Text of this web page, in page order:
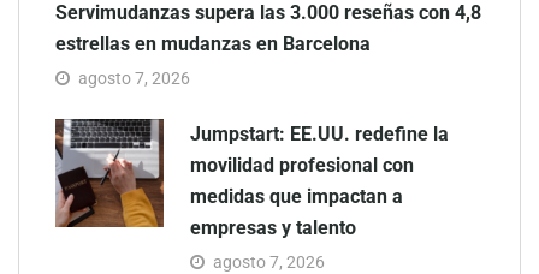
Servimudanzas supera las 3.000 reseñas con 4,8
estrellas en mudanzas en Barcelona
agosto 7, 2026
Jumpstart: EE.UU. redefine la
movilidad profesional con
medidas que impactan a
empresas y talento
agosto 7, 2026